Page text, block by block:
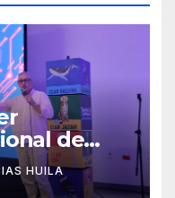
de
HUILA